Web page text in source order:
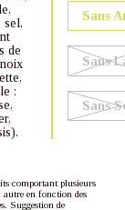
sel,
de
:
Sans
Sans
Sans
comportant plusieurs
en fonction des
Suggestion de